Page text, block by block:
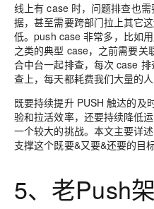
线上有 case 时，问题排查也
据，甚至需要跨部门拉上其它
低。push case 非常多，比如
之类的典型 case，之前需要关
合中台一起排查，每次 case
查上，每天都耗费我们大量的人
既要持续提升 PUSH 触达的及
验和拉活效率，还要持续降低
一个较大的挑战。本文主要详
支撑这个既要&又要&还要的目标
5、老Push